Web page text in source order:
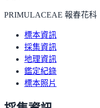
PRIMULACEAE 報春花科
標本資訊
採集資訊
地理資訊
鑑定紀錄
標本照片